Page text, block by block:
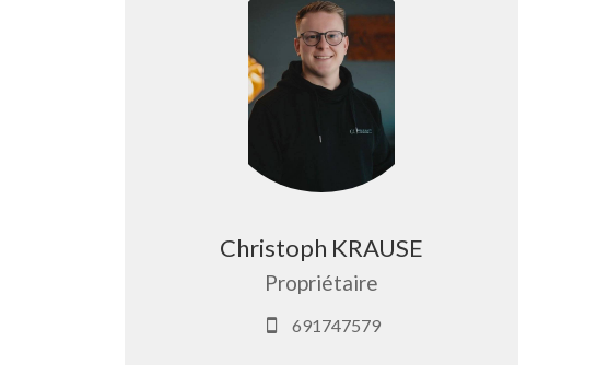
Christoph KRAUSE
Propriétaire
691747579